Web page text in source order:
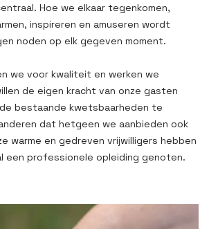
Hoe we elkaar tegenkomen,
inspireren en amuseren wordt
noden op elk gegeven moment.
we voor kwaliteit en werken we
de eigen kracht van onze gasten
bestaande kwetsbaarheden te
dat hetgeen we aanbieden ook
warme en gedreven vrijwilligers hebben
een professionele opleiding genoten.